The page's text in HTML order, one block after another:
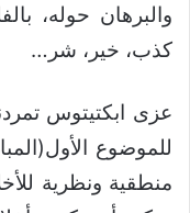
والبرهان حوله،
كذب، خير، شر…
عزى ابكتيتوس
للموضوع
منطقية ونظرية